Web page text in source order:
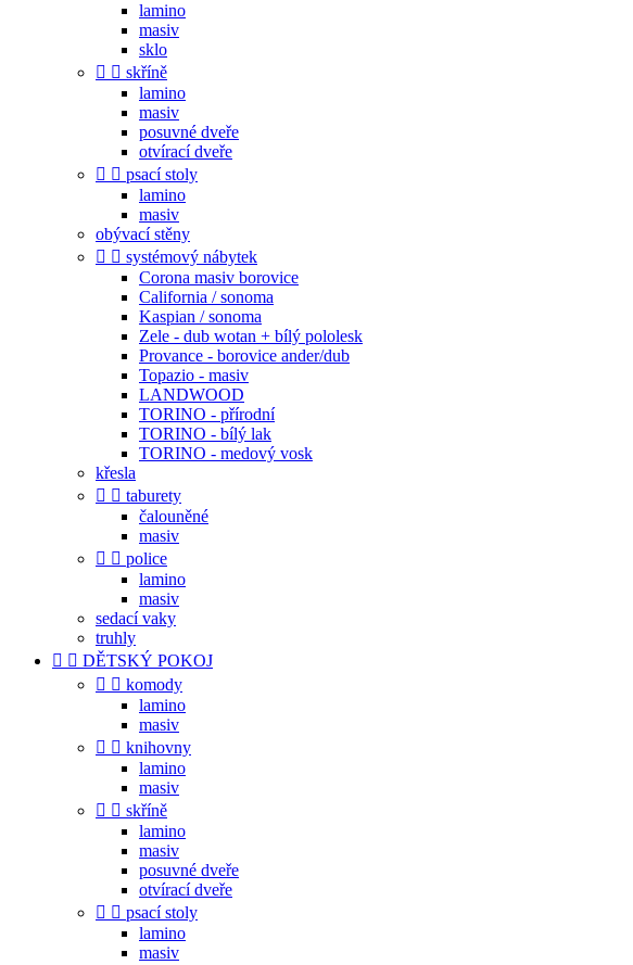
lamino
masiv
sklo
  skříně
lamino
masiv
posuvné dveře
otvírací dveře
  psací stoly
lamino
masiv
obývací stěny
  systémový nábytek
Corona masiv borovice
California / sonoma
Kaspian / sonoma
Zele - dub wotan + bílý pololesk
Provance - borovice ander/dub
Topazio - masiv
LANDWOOD
TORINO - přírodní
TORINO - bílý lak
TORINO - medový vosk
křesla
  taburety
čalouněné
masiv
  police
lamino
masiv
sedací vaky
truhly
  DĚTSKÝ POKOJ
  komody
lamino
masiv
  knihovny
lamino
masiv
  skříně
lamino
masiv
posuvné dveře
otvírací dveře
  psací stoly
lamino
masiv